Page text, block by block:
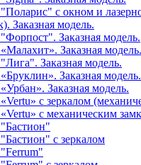
с окном и
Заказная модель.
Заказная модель.
Заказная модель.
Заказная модель.
Заказная модель.
Заказная модель.
с зеркалом
с механическим
с зеркалом